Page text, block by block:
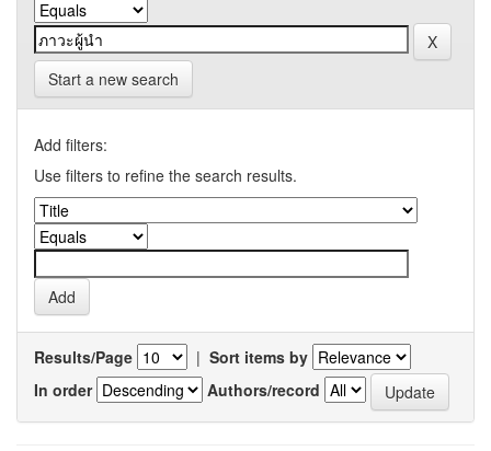
Start a new search
Add filters:
Use filters to refine the search results.
Results/Page | Sort items by
In order
Authors/record